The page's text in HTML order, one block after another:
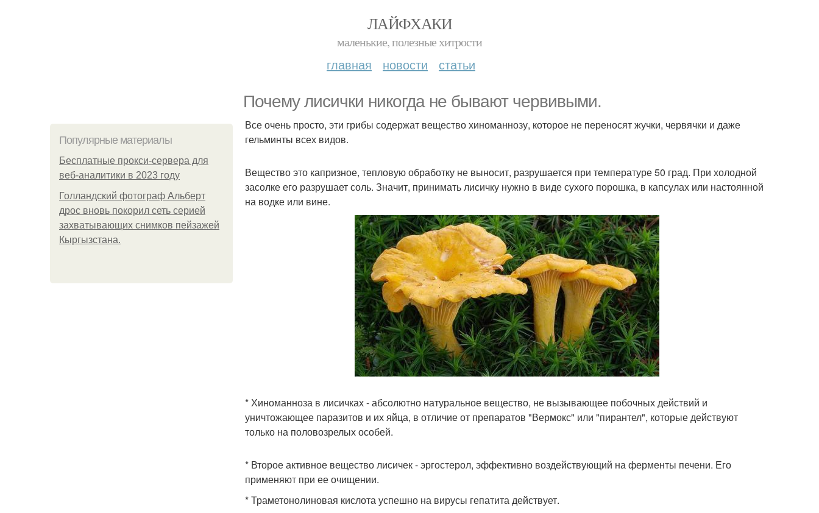
ЛАЙФХАКИ
маленькие, полезные хитрости
главная новости статьи
Почему лисички никогда не бывают червивыми.
Популярные материалы
Бесплатные прокси-сервера для
веб-аналитики в 2023 году
Голландский фотограф Альберт
дрос вновь покорил сеть серией
захватывающих снимков пейзажей
Кыргызстана.
Все очень просто, эти грибы содержат вещество хиноманнозу, которое не переносят жучки, червячки и даже
гельминты всех видов.
Вещество это капризное, тепловую обработку не выносит, разрушается при температуре 50 град. При холодной
засолке его разрушает соль. Значит, принимать лисичку нужно в виде сухого порошка, в капсулах или настоянной
на водке или вине.
* Хиноманноза в лисичках - абсолютно натуральное вещество, не вызывающее побочных действий и
уничтожающее паразитов и их яйца, в отличие от препаратов "Вермокс" или "пирантел", которые действуют
только на половозрелых особей.
* Второе активное вещество лисичек - эргостерол, эффективно воздействующий на ферменты печени. Его
применяют при ее очищении.
* Траметонолиновая кислота успешно на вирусы гепатита действует.